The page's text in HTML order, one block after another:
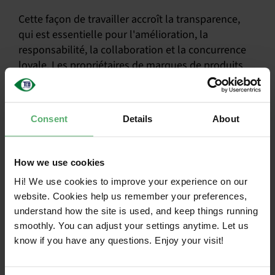
Consent Details About
How we use cookies
Hi! We use cookies to improve your experience on our
website. Cookies help us remember your preferences,
understand how the site is used, and keep things running
smoothly. You can adjust your settings anytime. Let us
know if you have any questions. Enjoy your visit!
Cette façon de travailler accroît la transparence,
qui est essentielle pour l'amélioration, la
responsabilité, la collaboration et la concurrence
loyale. Les propriétaires de marques de produits
informatiques peuvent consulter les derniers
résultats des audits et l'état d'avancement des
leurs produits dans une usine qui est à la pointe de
la durabilité. C'est révolutionnaire : la durabilité est
désormais une bonne affaire pour les propriétaires
plus de contrats, ce qui incite la direction de l'usine
à donner la priorité aux questions de durabilité.
Les outils ne fonctionnent que
s'ils sont utilisés